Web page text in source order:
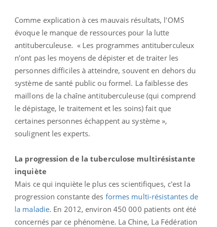
Comme explication à ces mauvais résultats, l'OMS
évoque le manque de ressources pour la lutte
antituberculeuse. « Les programmes antituberculeux
n’ont pas les moyens de dépister et de traiter les
personnes difficiles à atteindre, souvent en dehors du
système de santé public ou formel. La faiblesse des
maillons de la chaîne antituberculeuse (qui comprend
le dépistage, le traitement et les soins) fait que
certaines personnes échappent au système »,
soulignent les experts.
La progression de la tuberculose multirésistante
inquiète
Mais ce qui inquiète le plus ces scientifiques, c'est la
progression constante des formes multi-résistantes de
la maladie. En 2012, environ 450 000 patients ont été
concernés par ce phénomène. La Chine, La Fédération